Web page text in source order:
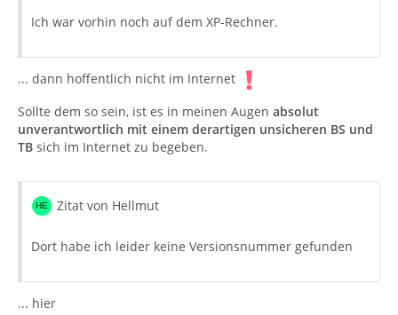
Ich war vorhin noch auf dem XP-Rechner.
... dann hoffentlich nicht im Internet
Sollte dem so sein, ist es in meinen Augen absolut
unverantwortlich mit einem derartigen unsicheren BS und
TB sich im Internet zu begeben.
Zitat von Hellmut
Dort habe ich leider keine Versionsnummer gefunden
... hier